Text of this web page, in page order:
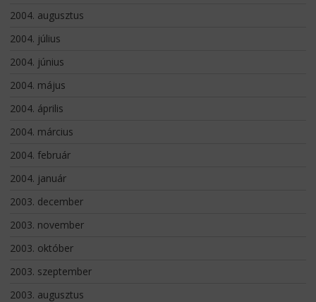
2004. augusztus
2004. július
2004. június
2004. május
2004. április
2004. március
2004. február
2004. január
2003. december
2003. november
2003. október
2003. szeptember
2003. augusztus